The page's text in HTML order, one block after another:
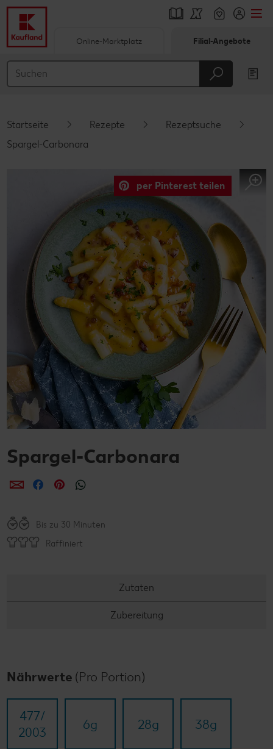
Hauptinhalt
Schwebender Seitenbereich
Online-Marktplatz Filial-Angebote
Startseite Rezepte
Rezeptsuche
Spargel-Carbonara
per Pinterest teilen
Spargel-Carbonara
per E-Mail teilen
per Facebook teilen
per Pinterest teilen
Bis zu 30 Minuten
Raffiniert
Zutaten
Zubereitung
Nährwerte (Pro Portion)
477/​
2003
6g 28g 38g